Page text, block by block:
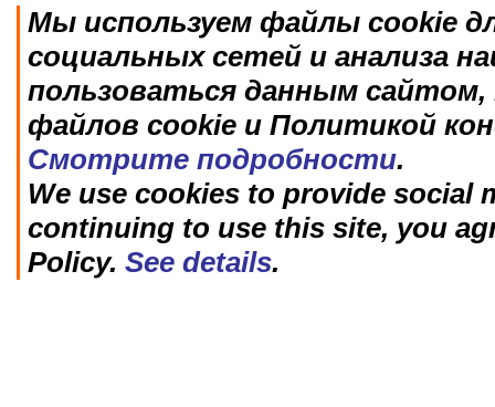
Мы используем файлы cookie
социальных сетей и анализа
пользоваться данным
файлов cookie и Политикой
Смотрите подробности.
We use cookies to provide social
continuing to use this site, you
Policy. See details.